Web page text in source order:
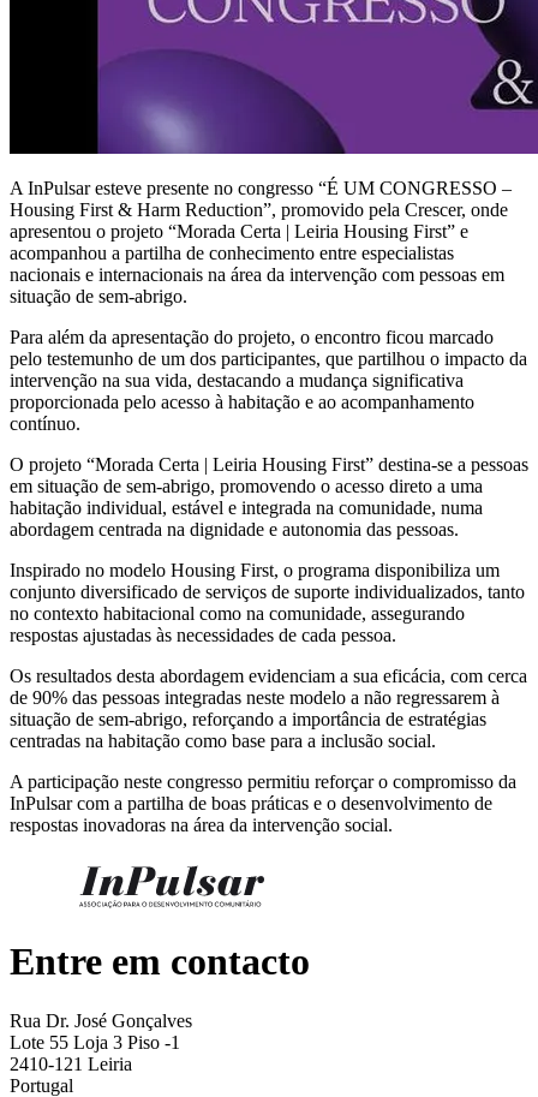
A InPulsar esteve presente no congresso “É UM CONGRESSO –
Housing First & Harm Reduction”, promovido pela Crescer, onde
apresentou o projeto “Morada Certa | Leiria Housing First” e
acompanhou a partilha de conhecimento entre especialistas
nacionais e internacionais na área da intervenção com pessoas em
situação de sem-abrigo.
Para além da apresentação do projeto, o encontro ficou marcado
pelo testemunho de um dos participantes, que partilhou o impacto da
intervenção na sua vida, destacando a mudança significativa
proporcionada pelo acesso à habitação e ao acompanhamento
contínuo.
O projeto “Morada Certa | Leiria Housing First” destina-se a pessoas
em situação de sem-abrigo, promovendo o acesso direto a uma
habitação individual, estável e integrada na comunidade, numa
abordagem centrada na dignidade e autonomia das pessoas.
Inspirado no modelo Housing First, o programa disponibiliza um
conjunto diversificado de serviços de suporte individualizados, tanto
no contexto habitacional como na comunidade, assegurando
respostas ajustadas às necessidades de cada pessoa.
Os resultados desta abordagem evidenciam a sua eficácia, com cerca
de 90% das pessoas integradas neste modelo a não regressarem à
situação de sem-abrigo, reforçando a importância de estratégias
centradas na habitação como base para a inclusão social.
A participação neste congresso permitiu reforçar o compromisso da
InPulsar com a partilha de boas práticas e o desenvolvimento de
respostas inovadoras na área da intervenção social.
Entre em contacto
Rua Dr. José Gonçalves
Lote 55 Loja 3 Piso -1
2410-121 Leiria
Portugal